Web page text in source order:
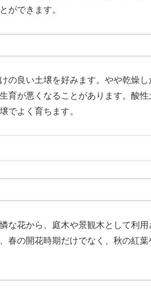
ができます。
の良い土壌を好みます。やや乾燥
育が悪くなることがあります。酸
でよく育ちます。
な花から、庭木や景観木として利
春の開花時期だけでなく、秋の紅